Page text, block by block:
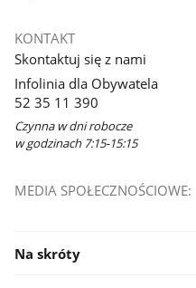
KONTAKT
Skontaktuj się z nami
Infolinia dla Obywatela
52 35 11 390
Czynna w dni robocze
w godzinach 7:15-15:15
MEDIA SPOŁECZNOŚCIOWE:
Na skróty